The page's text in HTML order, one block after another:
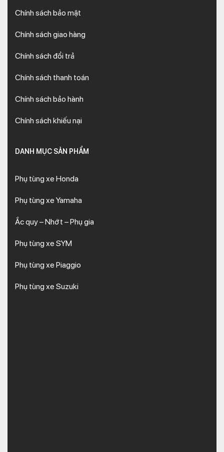
Chính sách bảo mật
Chính sách giao hàng
Chính sách đổi trả
Chính sách thanh toán
Chính sách bảo hành
Chính sách khiếu nại
DANH MỤC SẢN PHẨM
Phụ tùng xe Honda
Phụ tùng xe Yamaha
Ắc quy – Nhớt – Phụ gia
Phụ tùng xe SYM
Phụ tùng xe Piaggio
Phụ tùng xe Suzuki